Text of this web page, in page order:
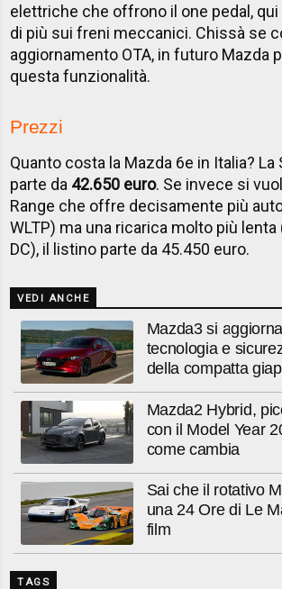
elettriche che offrono il one pedal, qui
di più sui freni meccanici. Chissà se
aggiornamento OTA, in futuro Mazda
questa funzionalità.
Prezzi
Quanto costa la Mazda 6e in Italia? La
parte da 42.650 euro. Se invece si
Range che offre decisamente più
WLTP) ma una ricarica molto più lenta
DC), il listino parte da 45.450 euro.
VEDI ANCHE
Mazda3 si
tecnologia e
della compatta
Mazda2 Hybrid,
con il Model Year
come cambia
Sai che il rotativo
una 24 Ore di Le
film
TAGS